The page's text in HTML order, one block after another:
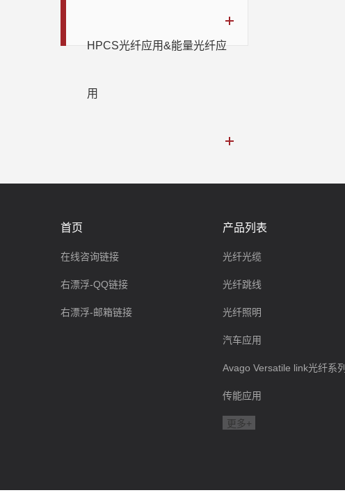
HPCS光纤应用&能量光纤应
用
首页
在线咨询链接
右漂浮-QQ链接
右漂浮-邮箱链接
产品列表
光纤光缆
光纤跳线
光纤照明
汽车应用
Avago Versatile link光纤系列
传能应用
更多+